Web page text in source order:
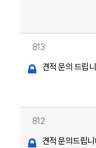
813
견적 문의 드립
812
견적 문의드립